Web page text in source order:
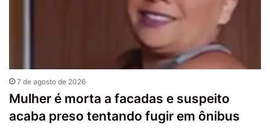
7 de agosto de 2026
Mulher é morta a facadas e suspeito
acaba preso tentando fugir em ônibus